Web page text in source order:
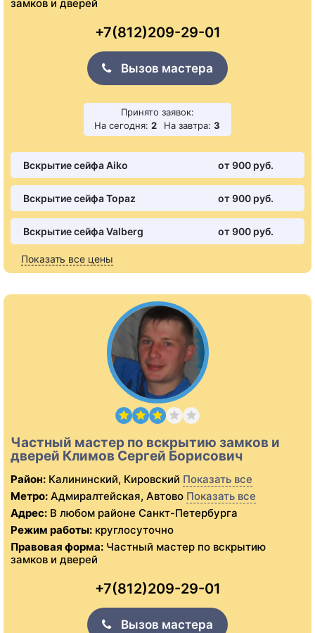
замков и дверей
+7(812)209-29-01
Вызов мастера
Принято заявок:
На сегодня: 2 На завтра: 3
Вскрытие сейфа Aiko от 900 pуб.
Вскрытие сейфа Topaz от 900 pуб.
Вскрытие сейфа Valberg от 900 pуб.
Показать все цены
Частный мастер по вскрытию замков и
дверей Климов Сергей Борисович
Район: Калининский, Кировский Показать все
Метро: Адмиралтейская, Автово Показать все
Адрес: В любом районе Санкт-Петербурга
Режим работы: круглосуточно
Правовая форма: Частный мастер по вскрытию
замков и дверей
+7(812)209-29-01
Вызов мастера